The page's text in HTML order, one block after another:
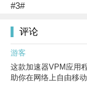
#3#
评论
游客
这款加速器VPM应用
助你在网络上自由移动